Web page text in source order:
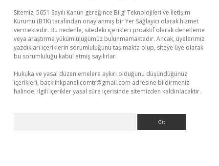
Sitemiz, 5651 Sayılı Kanun gereğince Bilgi Teknolojileri ve İletişim
Kurumu (BTK) tarafından onaylanmış bir Yer Sağlayıcı olarak hizmet
vermektedir. Bu nedenle, sitedeki içerikleri proaktif olarak denetleme
veya araştırma yükümlülüğümüz bulunmamaktadır. Ancak, üyelerimiz
yazdıkları içeriklerin sorumluluğunu taşımakta olup, siteye üye olarak
bu sorumluluğu kabul etmiş sayılırlar.
Hukuka ve yasal düzenlemelere aykırı olduğunu düşündüğünüz
içerikleri, backlinkpanelicomtr@gmail.com adresine bildirmeniz
halinde, ilgili içerikler yasal süre içerisinde sitemizden kaldırılacaktır.